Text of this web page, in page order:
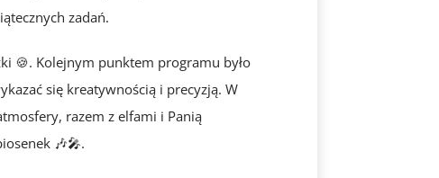
zadań.
🍪. Kolejnym punktem programu było
się kreatywnością i precyzją. W
razem z elfami i Panią
🎶🎤.